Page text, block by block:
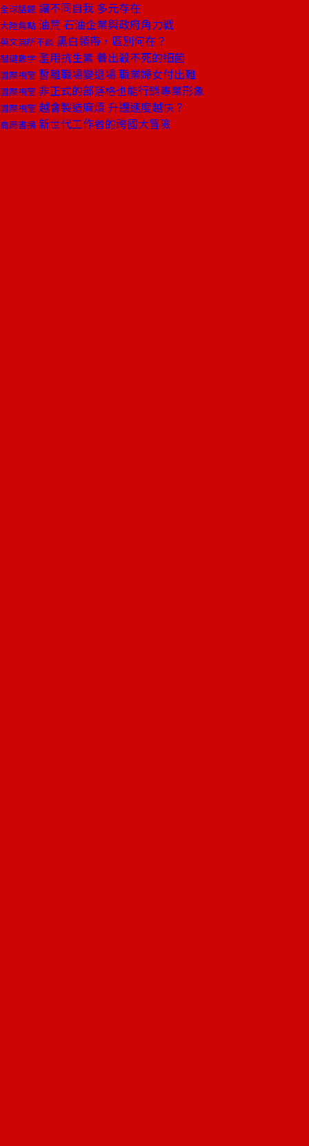
全球話題 讓不同自我 多元存在
大陸焦點 油荒 石油企業與政府角力戰
英文無所不談 黑白領帶，區別何在？
關鍵數字 濫用抗生素 養出殺不死的細菌
國際視窗 暫離職場變退場 職業婦女付出難
國際視窗 非正式的部落格也能行銷專業形象
國際視窗 越會製造麻煩 升遷速度越快？
商周書摘 新世代工作者的跨國大冒險